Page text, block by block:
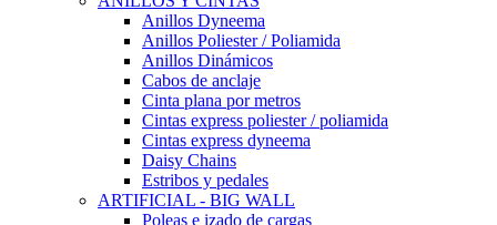
Anillos Dyneema
Anillos Poliester / Poliamida
Anillos Dinámicos
Cabos de anclaje
Cinta plana por metros
Cintas express poliester / poliamida
Cintas express dyneema
Daisy Chains
Estribos y pedales
ARTIFICIAL - BIG WALL
Poleas e izado de cargas